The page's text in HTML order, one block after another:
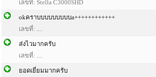
เลขที่: Stella C3000SHD
okคราบบบบบบบบบa++++++++++++
เลขที่: ....
ส่งไวมากครับ
เลขที่: ....
ยอดเยี่ยมมากครับ